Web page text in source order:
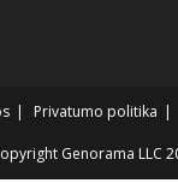
Privatumo politika
Genorama LLC